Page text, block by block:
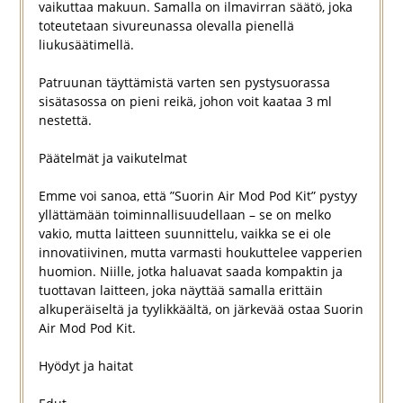
vaikuttaa makuun. Samalla on ilmavirran säätö, joka
toteutetaan sivureunassa olevalla pienellä
liukusäätimellä.
Patruunan täyttämistä varten sen pystysuorassa
sisätasossa on pieni reikä, johon voit kaataa 3 ml
nestettä.
Päätelmät ja vaikutelmat
Emme voi sanoa, että ”Suorin Air Mod Pod Kit” pystyy
yllättämään toiminnallisuudellaan – se on melko
vakio, mutta laitteen suunnittelu, vaikka se ei ole
innovatiivinen, mutta varmasti houkuttelee vapperien
huomion. Niille, jotka haluavat saada kompaktin ja
tuottavan laitteen, joka näyttää samalla erittäin
alkuperäiseltä ja tyylikkäältä, on järkevää ostaa Suorin
Air Mod Pod Kit.
Hyödyt ja haitat